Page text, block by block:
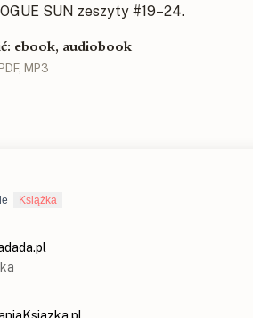
SUN zeszyty #19–24.
ebook, audiobook
MP3